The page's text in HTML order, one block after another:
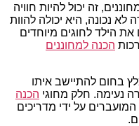
זה יכול להיות חוויה
נכונה, היא יכולה להוות
הילד לחוגים מיוחדים
הכנה למחוננים
בחום להתיישב איתו
נעימה. חלק מחוגי הכנה
המועברים על ידי מדריכים